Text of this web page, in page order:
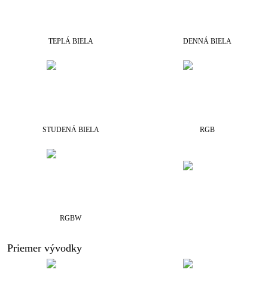
TEPLÁ BIELA DENNÁ BIELA
STUDENÁ BIELA RGB
RGBW
Priemer vývodky